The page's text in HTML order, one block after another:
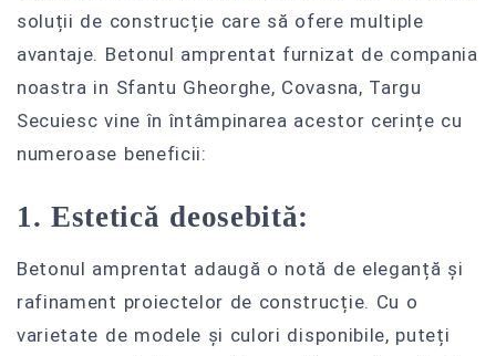
soluții de construcție care să ofere multiple
avantaje. Betonul amprentat furnizat de compania
noastra in Sfantu Gheorghe, Covasna, Targu
Secuiesc vine în întâmpinarea acestor cerințe cu
numeroase beneficii:
1. Estetică deosebită:
Betonul amprentat adaugă o notă de eleganță și
rafinament proiectelor de construcție. Cu o
varietate de modele și culori disponibile, puteți